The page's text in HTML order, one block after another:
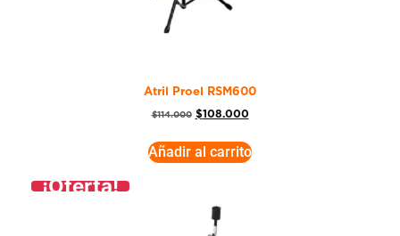
Atril Proel RSM600
$114.000 $108.000
Añadir al carrito
¡Oferta!